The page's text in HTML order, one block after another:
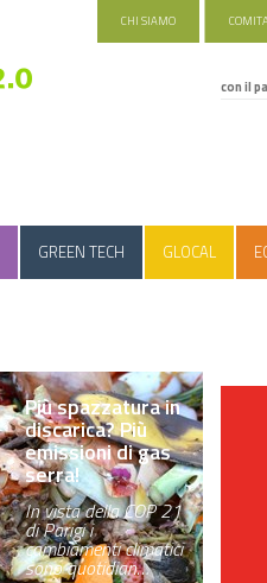
CHI SIAMO
con il
GREEN TECH GLOCAL
Più spazzatura in
discarica? Più
emissioni di gas
serra!
In vista della COP 21
di Parigi i
cambiamenti climatici
sono quotidian…